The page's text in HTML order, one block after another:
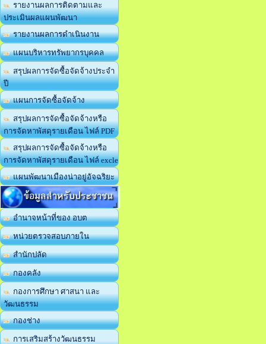
รายงานผลการติดตามและ
ประเมินผลแผนพัฒนา
รายงานผลการดำเนินงาน
แผนบริหารทรัพยากรบุคคล
สรุปผลการจัดซื้อจัดจ้างประจำ
ปี
แผนการจัดซื้อจัดจ้าง
สรุปผลการจัดซื้อจัดจ้างหรือ
การจัดหาพัสดุรายเดือน ไฟล์ PDF
สรุปผลการจัดซื้อจัดจ้างหรือ
การจัดหาพัสดุรายเดือน ไฟล์ excle
แผนพัฒนาเมืองน่าอยู่อัจฉริยะ
ข้อมูลสำหรับประชาชน
อำนาจหน้าที่ของ อบต
หน่วยตรวจสอบภายใน
สำนักปลัด
กองคลัง
กองการศึกษา ศาสนา และ
วัฒนธรรม
กองช่าง
การเสริมสร้างวัฒนธรรม